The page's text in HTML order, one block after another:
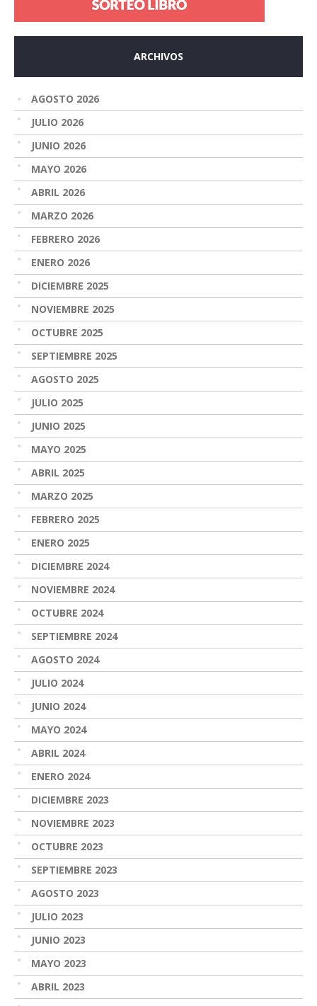
ARCHIVOS
AGOSTO 2026
JULIO 2026
JUNIO 2026
MAYO 2026
ABRIL 2026
MARZO 2026
FEBRERO 2026
ENERO 2026
DICIEMBRE 2025
NOVIEMBRE 2025
OCTUBRE 2025
SEPTIEMBRE 2025
AGOSTO 2025
JULIO 2025
JUNIO 2025
MAYO 2025
ABRIL 2025
MARZO 2025
FEBRERO 2025
ENERO 2025
DICIEMBRE 2024
NOVIEMBRE 2024
OCTUBRE 2024
SEPTIEMBRE 2024
AGOSTO 2024
JULIO 2024
JUNIO 2024
MAYO 2024
ABRIL 2024
ENERO 2024
DICIEMBRE 2023
NOVIEMBRE 2023
OCTUBRE 2023
SEPTIEMBRE 2023
AGOSTO 2023
JULIO 2023
JUNIO 2023
MAYO 2023
ABRIL 2023